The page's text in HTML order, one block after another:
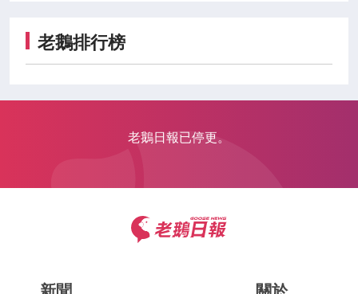
老鵝排行榜
老鵝日報已停更。